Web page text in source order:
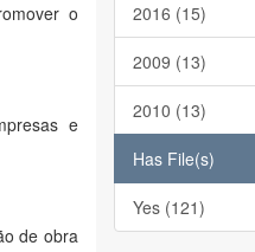
o
e
de obra
2016 (15)
2009 (13)
2010 (13)
Has File(s)
Yes (121)